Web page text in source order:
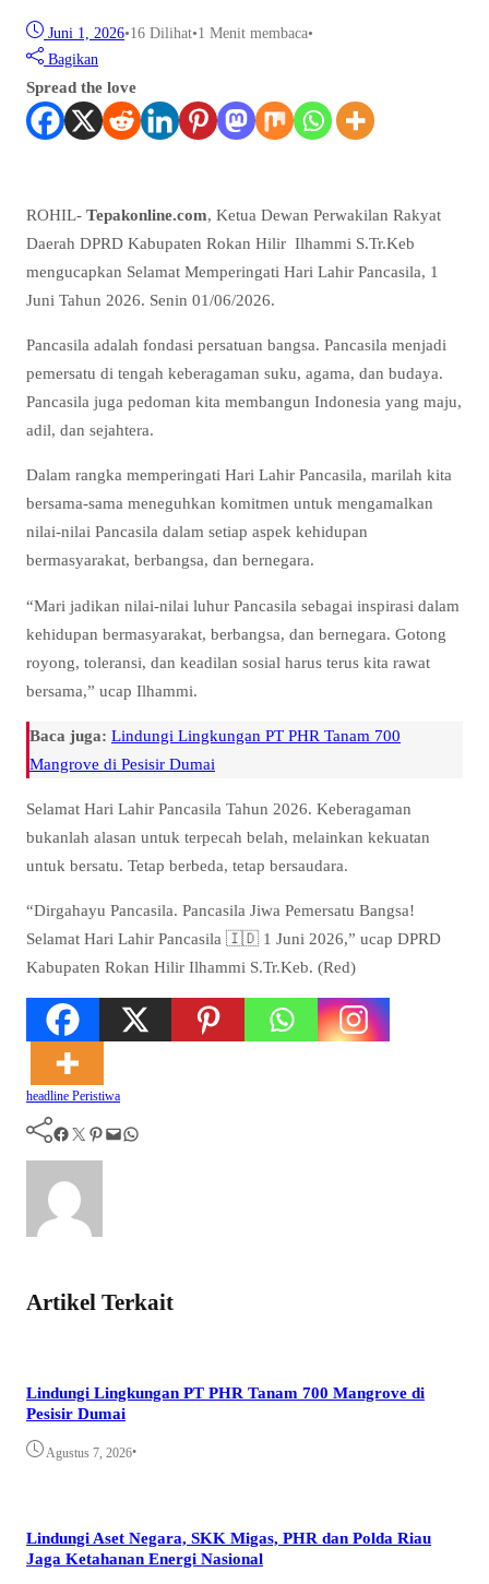
Juni 1, 2026•16 Dilihat•1 Menit membaca•
Bagikan
Spread the love
ROHIL- Tepakonline.com, Ketua Dewan Perwakilan Rakyat
Daerah DPRD Kabupaten Rokan Hilir Ilhammi S.Tr.Keb
mengucapkan Selamat Memperingati Hari Lahir Pancasila, 1
Juni Tahun 2026. Senin 01/06/2026.
Pancasila adalah fondasi persatuan bangsa. Pancasila menjadi
pemersatu di tengah keberagaman suku, agama, dan budaya.
Pancasila juga pedoman kita membangun Indonesia yang maju,
adil, dan sejahtera.
Dalam rangka memperingati Hari Lahir Pancasila, marilah kita
bersama-sama meneguhkan komitmen untuk mengamalkan
nilai-nilai Pancasila dalam setiap aspek kehidupan
bermasyarakat, berbangsa, dan bernegara.
“Mari jadikan nilai-nilai luhur Pancasila sebagai inspirasi dalam
kehidupan bermasyarakat, berbangsa, dan bernegara. Gotong
royong, toleransi, dan keadilan sosial harus terus kita rawat
bersama,” ucap Ilhammi.
Baca juga: Lindungi Lingkungan PT PHR Tanam 700
Mangrove di Pesisir Dumai
Selamat Hari Lahir Pancasila Tahun 2026. Keberagaman
bukanlah alasan untuk terpecah belah, melainkan kekuatan
untuk bersatu. Tetap berbeda, tetap bersaudara.
“Dirgahayu Pancasila. Pancasila Jiwa Pemersatu Bangsa!
Selamat Hari Lahir Pancasila 🇮🇩 1 Juni 2026,” ucap DPRD
Kabupaten Rokan Hilir Ilhammi S.Tr.Keb. (Red)
headline Peristiwa
Facebook Twitter Pinterest Mail WhatsApp
Artikel Terkait
Lindungi Lingkungan PT PHR Tanam 700 Mangrove di
Pesisir Dumai
Agustus 7, 2026•
Lindungi Aset Negara, SKK Migas, PHR dan Polda Riau
Jaga Ketahanan Energi Nasional